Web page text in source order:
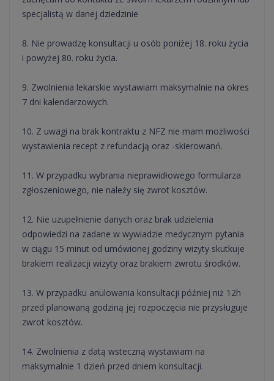
specjalistą w danej dziedzinie
8. Nie prowadzę konsultacji u osób poniżej 18. roku życia
i powyżej 80. roku życia.
9. Zwolnienia lekarskie wystawiam maksymalnie na okres
7 dni kalendarzowych.
10. Z uwagi na brak kontraktu z NFZ nie mam możliwości
wystawienia recept z refundacją oraz -skierowanń.
11. W przypadku wybrania nieprawidłowego formularza
zgłoszeniowego, nie należy się zwrot kosztów.
12. Nie uzupełnienie danych oraz brak udzielenia
odpowiedzi na zadane w wywiadzie medycznym pytania
w ciągu 15 minut od umówionej godziny wizyty skutkuje
brakiem realizacji wizyty oraz brakiem zwrotu środków.
13. W przypadku anulowania konsultacji później niż 12h
przed planowaną godziną jej rozpoczęcia nie przysługuje
zwrot kosztów.
14. Zwolnienia z datą wsteczną wystawiam na
maksymalnie 1 dzień przed dniem konsultacji.